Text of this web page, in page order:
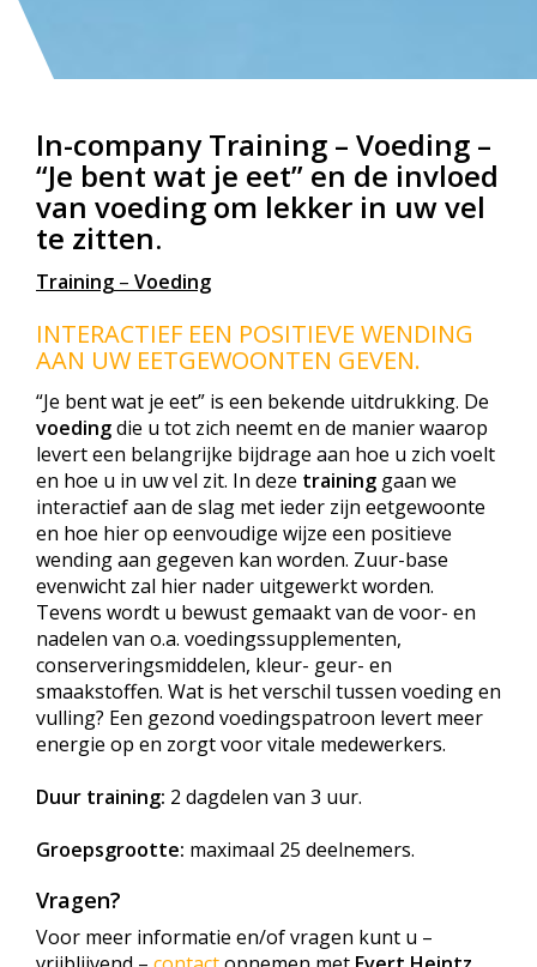
In-company Training – Voeding –
“Je bent wat je eet” en de invloed
van voeding om lekker in uw vel
te zitten.
Training – Voeding
INTERACTIEF EEN POSITIEVE WENDING
AAN UW EETGEWOONTEN GEVEN.
“Je bent wat je eet” is een bekende uitdrukking. De
voedingdie u tot zich neemt en de manier waarop
levert een belangrijke bijdrage aan hoe u zich voelt
en hoe u in uw vel zit. In deze training gaan we
interactief aan de slag met ieder zijn eetgewoonte
en hoe hier op eenvoudige wijze een positieve
wending aan gegeven kan worden. Zuur-base
evenwicht zal hier nader uitgewerkt worden.
Tevens wordt u bewust gemaakt van de voor- en
nadelen van o.a. voedingssupplementen,
conserveringsmiddelen, kleur- geur- en
smaakstoffen. Wat is het verschil tussen voeding en
vulling? Een gezond voedingspatroon levert meer
energie op en zorgt voor vitale medewerkers.
Duur training: 2 dagdelen van 3 uur.
Groepsgrootte: maximaal 25 deelnemers.
Vragen?
Voor meer informatie en/of vragen kunt u –